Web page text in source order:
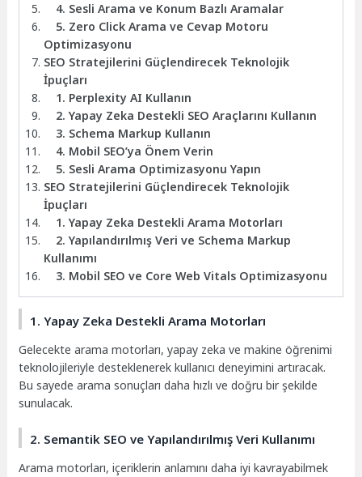
4. Sesli Arama ve Konum Bazlı Aramalar
5. Zero Click Arama ve Cevap Motoru
Optimizasyonu
SEO Stratejilerini Güçlendirecek Teknolojik
İpuçları
1. Perplexity AI Kullanın
2. Yapay Zeka Destekli SEO Araçlarını Kullanın
3. Schema Markup Kullanın
4. Mobil SEO’ya Önem Verin
5. Sesli Arama Optimizasyonu Yapın
SEO Stratejilerini Güçlendirecek Teknolojik
İpuçları
1. Yapay Zeka Destekli Arama Motorları
2. Yapılandırılmış Veri ve Schema Markup
Kullanımı
3. Mobil SEO ve Core Web Vitals Optimizasyonu
1. Yapay Zeka Destekli Arama Motorları
Gelecekte arama motorları, yapay zeka ve makine öğrenimi
teknolojileriyle desteklenerek kullanıcı deneyimini artıracak.
Bu sayede arama sonuçları daha hızlı ve doğru bir şekilde
sunulacak.
2. Semantik SEO ve Yapılandırılmış Veri Kullanımı
Arama motorları, içeriklerin anlamını daha iyi kavrayabilmek